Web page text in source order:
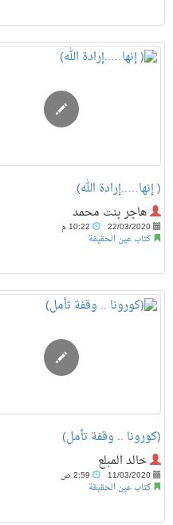
‏( إنها…..إرادة الله)
هاجر بنت محمد
22/03/2020
كتاب عين الحقيقة
(كورونا .. وقفة تأمل)
خالد المبلع
11/03/2020
كتاب عين الحقيقة